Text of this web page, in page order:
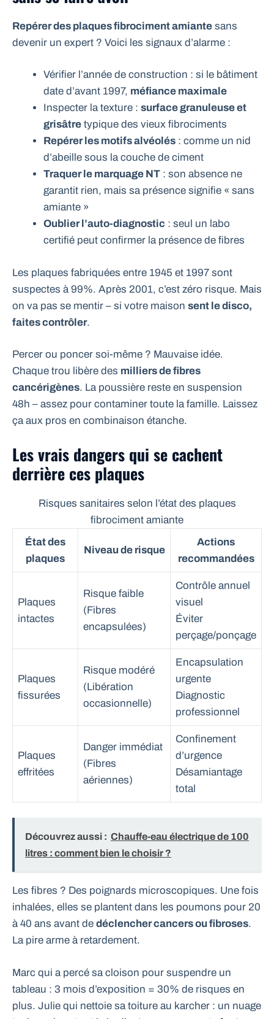
Repérer des plaques fibrociment amiante sans
devenir un expert ? Voici les signaux d’alarme :
Vérifier l’année de construction : si le bâtiment
date d’avant 1997, méfiance maximale
Inspecter la texture : surface granuleuse et
grisâtre typique des vieux fibrociments
Repérer les motifs alvéolés : comme un nid
d’abeille sous la couche de ciment
Traquer le marquage NT : son absence ne
garantit rien, mais sa présence signifie « sans
amiante »
Oublier l’auto-diagnostic : seul un labo
certifié peut confirmer la présence de fibres
Les plaques fabriquées entre 1945 et 1997 sont
suspectes à 99%. Après 2001, c’est zéro risque. Mais
on va pas se mentir – si votre maison sent le disco,
faites contrôler.
Percer ou poncer soi-même ? Mauvaise idée.
Chaque trou libère des milliers de fibres
cancérigènes. La poussière reste en suspension
48h – assez pour contaminer toute la famille. Laissez
ça aux pros en combinaison étanche.
Les vrais dangers qui se cachent
derrière ces plaques
Risques sanitaires selon l’état des plaques
fibrociment amiante
État des
plaques
Niveau de risque
Actions
recommandées
Plaques
intactes
Risque faible
(Fibres
encapsulées)
Contrôle annuel
visuel
Éviter
perçage/ponçage
Plaques
fissurées
Risque modéré
(Libération
occasionnelle)
Encapsulation
urgente
Diagnostic
professionnel
Plaques
effritées
Danger immédiat
(Fibres
aériennes)
Confinement
d’urgence
Désamiantage
total
Découvrez aussi : Chauffe-eau électrique de 100
litres : comment bien le choisir ?
Les fibres ? Des poignards microscopiques. Une fois
inhalées, elles se plantent dans les poumons pour 20
à 40 ans avant de déclencher cancers ou fibroses.
La pire arme à retardement.
Marc qui a percé sa cloison pour suspendre un
tableau : 3 mois d’exposition = 30% de risques en
plus. Julie qui nettoie sa toiture au karcher : un nuage